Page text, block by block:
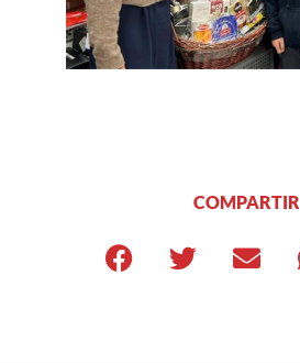
COMPARTIR